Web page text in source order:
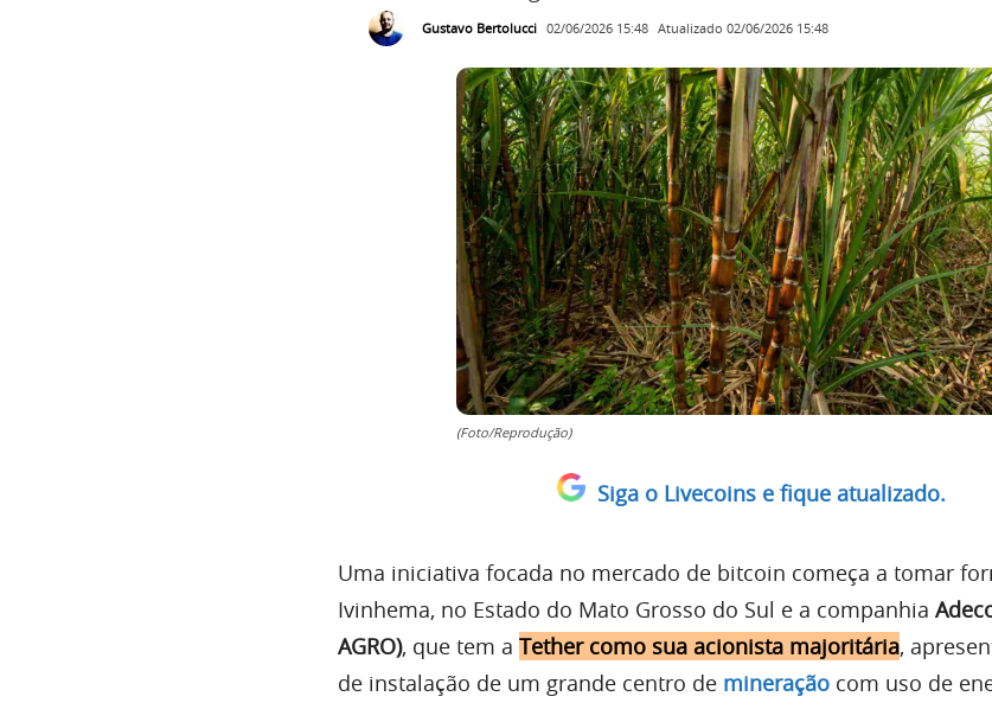
Gustavo Bertolucci 02/06/2026 15:48 Atualizado 02/06/2026 15:48
(Foto/Reprodução)
Siga o Livecoins e fique atualizado.
Uma iniciativa focada no mercado de bitcoin começa a tomar
Ivinhema, no Estado do Mato Grosso do Sul e a companhia
AGRO), que tem a Tether como sua acionista majoritária,
de instalação de um grande centro de mineração com uso de